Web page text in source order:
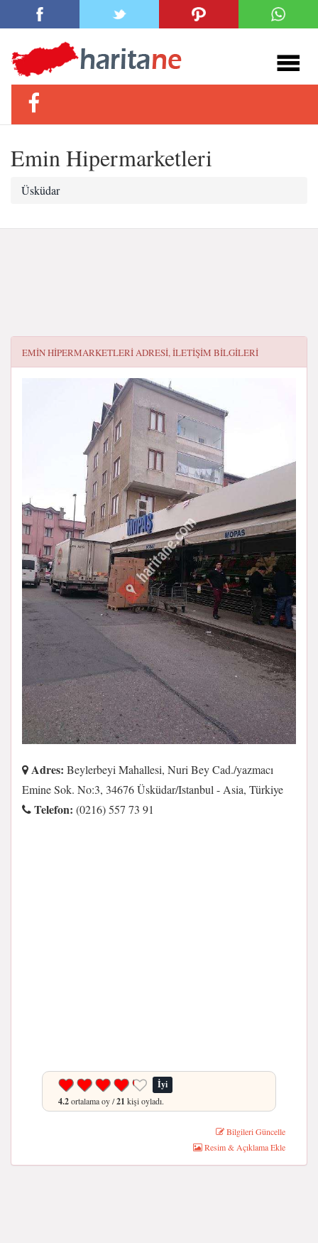
Emin Hipermarketleri
Üsküdar
EMIN HIPERMARKETLERIADRESI, ILETIŞIM BILGILERI
Adres: Beylerbeyi Mahallesi, Nuri Bey Cad./yazmacı
Emine Sok. No:3, 34676 Üsküdar/Istanbul - Asia, Türkiye
Telefon: (0216) 557 73 91
İyi
4.2ortalama oy /21 kişi oyladı.
Bilgileri Güncelle
Resim & Açıklama Ekle